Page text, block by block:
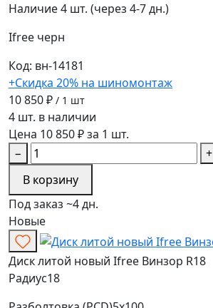
Наличие4 шт. (через 4-7 дн.)
Ifree черн
Код: вн-14181
+Скидка 20% на шиномонтаж
10 850 ₽ / 1 шт
4 шт. в наличии
Цена 10 850 ₽ за 1 шт.
−
+
В корзину
Под заказ ~4 дн.
Новые
Диск литой новый Ifree Винзор R18
Радиус18